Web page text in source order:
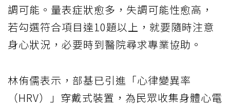
調可能。量表症狀愈多，失調可能性愈高，
若勾選符合項目達10題以上，就要隨時注意
身心狀況，必要時到醫院尋求專業協助。
林侑儒表示，部基已引進「心律變異率
（HRV）」穿戴式裝置，為民眾收集身體心電